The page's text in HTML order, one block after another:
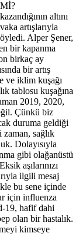
altını
artışlarıyla
Alper Şener,
bir kapanma
birkaç ay
bir artış
ve iklim kuşağı
tablosu kuşağına
2019, 2020,
Çünkü biz
duruma geldiği
sağlık
Dolayısıyla
gibi olağanüstü
aşılarınızı
ilgili mesaj
bu sene içinde
için influenza
19, hafif dahi
olan bir hastalık.
kimseye